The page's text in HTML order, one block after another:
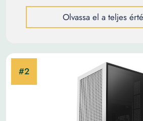
Olvassa el a teljes